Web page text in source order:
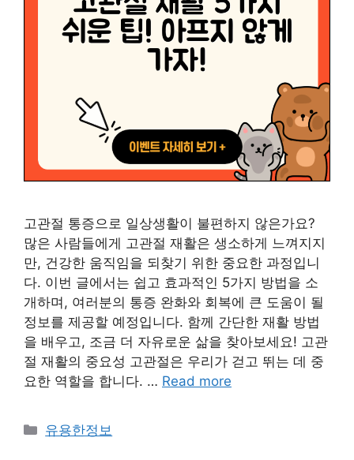
고관절 통증으로 일상생활이 불편하지 않은가요?
많은 사람들에게 고관절 재활은 생소하게 느껴지지
만, 건강한 움직임을 되찾기 위한 중요한 과정입니
다. 이번 글에서는 쉽고 효과적인 5가지 방법을 소
개하며, 여러분의 통증 완화와 회복에 큰 도움이 될
정보를 제공할 예정입니다. 함께 간단한 재활 방법
을 배우고, 조금 더 자유로운 삶을 찾아보세요! 고관
절 재활의 중요성 고관절은 우리가 걷고 뛰는 데 중
요한 역할을 합니다. … Read more
카
유용한정보